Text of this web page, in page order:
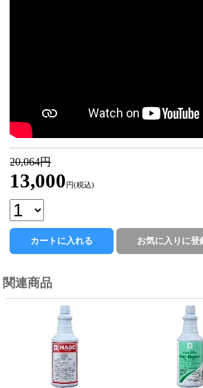
20,064円
13,000 円(税込)
関連商品